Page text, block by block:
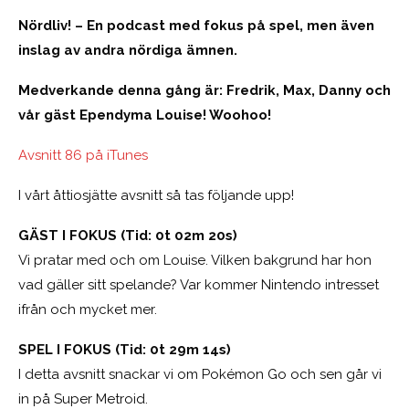
Nördliv! – En podcast med fokus på spel, men även
inslag av andra nördiga ämnen.
Medverkande denna gång är: Fredrik, Max, Danny och
vår gäst Ependyma Louise! Woohoo!
Avsnitt 86 på iTunes
I vårt åttiosjätte avsnitt så tas följande upp!
GÄST I FOKUS (Tid: 0t 02m 20s)
Vi pratar med och om Louise. Vilken bakgrund har hon
vad gäller sitt spelande? Var kommer Nintendo intresset
ifrån och mycket mer.
SPEL I FOKUS (Tid: 0t 29m 14s)
I detta avsnitt snackar vi om Pokémon Go och sen går vi
in på Super Metroid.